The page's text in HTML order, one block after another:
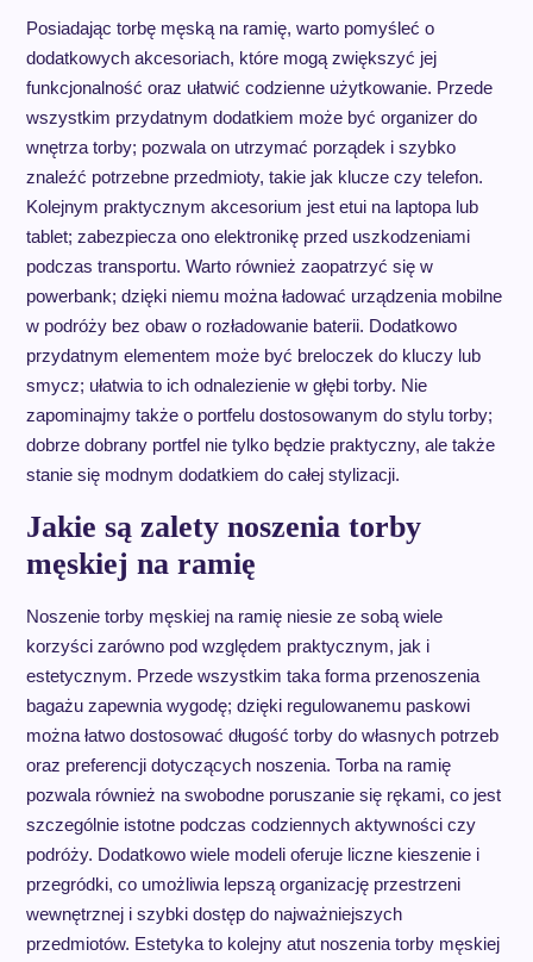
Posiadając torbę męską na ramię, warto pomyśleć o
dodatkowych akcesoriach, które mogą zwiększyć jej
funkcjonalność oraz ułatwić codzienne użytkowanie. Przede
wszystkim przydatnym dodatkiem może być organizer do
wnętrza torby; pozwala on utrzymać porządek i szybko
znaleźć potrzebne przedmioty, takie jak klucze czy telefon.
Kolejnym praktycznym akcesorium jest etui na laptopa lub
tablet; zabezpiecza ono elektronikę przed uszkodzeniami
podczas transportu. Warto również zaopatrzyć się w
powerbank; dzięki niemu można ładować urządzenia mobilne
w podróży bez obaw o rozładowanie baterii. Dodatkowo
przydatnym elementem może być breloczek do kluczy lub
smycz; ułatwia to ich odnalezienie w głębi torby. Nie
zapominajmy także o portfelu dostosowanym do stylu torby;
dobrze dobrany portfel nie tylko będzie praktyczny, ale także
stanie się modnym dodatkiem do całej stylizacji.
Jakie są zalety noszenia torby
męskiej na ramię
Noszenie torby męskiej na ramię niesie ze sobą wiele
korzyści zarówno pod względem praktycznym, jak i
estetycznym. Przede wszystkim taka forma przenoszenia
bagażu zapewnia wygodę; dzięki regulowanemu paskowi
można łatwo dostosować długość torby do własnych potrzeb
oraz preferencji dotyczących noszenia. Torba na ramię
pozwala również na swobodne poruszanie się rękami, co jest
szczególnie istotne podczas codziennych aktywności czy
podróży. Dodatkowo wiele modeli oferuje liczne kieszenie i
przegródki, co umożliwia lepszą organizację przestrzeni
wewnętrznej i szybki dostęp do najważniejszych
przedmiotów. Estetyka to kolejny atut noszenia torby męskiej